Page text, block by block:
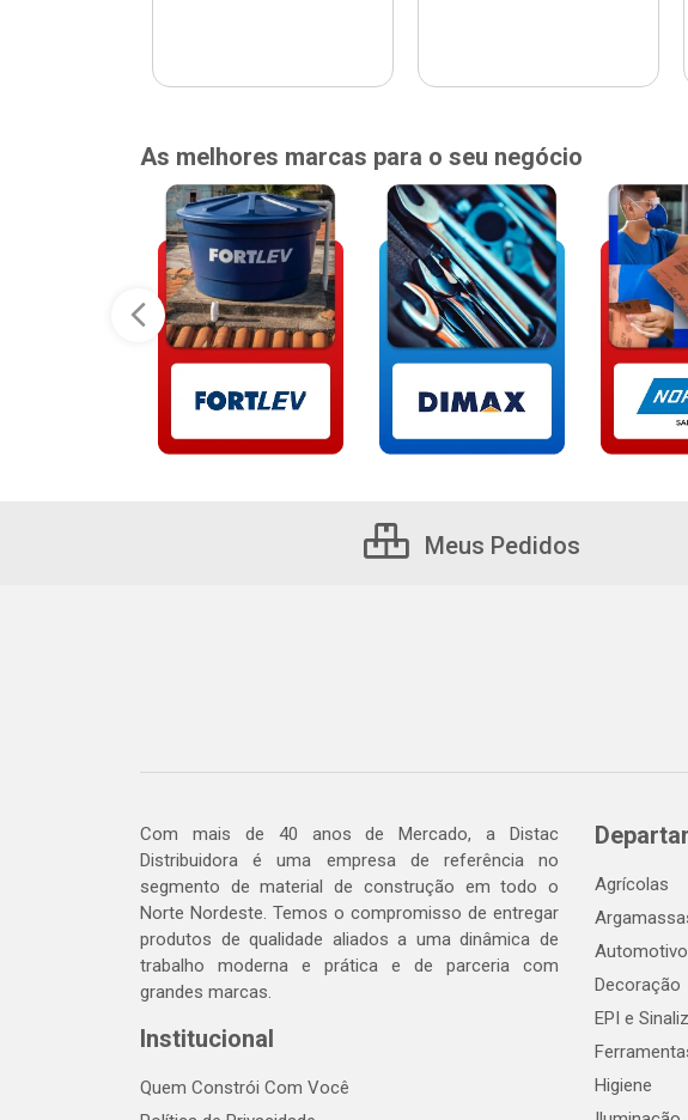
As melhores marcas para o seu negócio
Meus Pedidos
Com mais de 40 anos de Mercado, a Distac
Distribuidora é uma empresa de referência no
segmento de material de construção em todo o
Norte Nordeste. Temos o compromisso de entregar
produtos de qualidade aliados a uma dinâmica de
trabalho moderna e prática e de parceria com
grandes marcas.
Institucional
Quem Constrói Com Você
Agrícolas
Decoração
EPI e
Higiene